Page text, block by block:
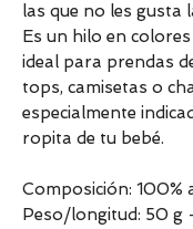
las que no les gusta
Es un hilo en
ideal para prendas
tops, camisetas o
especialmente
ropita de tu bebé.
Composición: 100%
Peso/longitud: 50 g